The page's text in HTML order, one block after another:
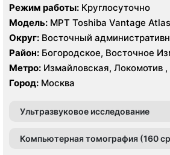
Режим работы: Круглосуточно
Модель: МРТ Toshiba Vantage
Aquilion Prime 160 срезов, Toshiba
срезов, Body Tom 32 среза УЗИ GE
9
Округ: Восточный
Район: Богородское, Восточное
Измайлово, Соколиная Гора
Метро: Измайловская, Локомотив ,
Преображенская площадь,
Город: Москва
Ультразвуковое исследование
Компьютерная томография (160